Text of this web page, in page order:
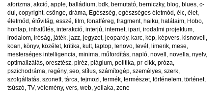
aforizma akció apple balládium bdk bemutató berniczky, blog blues c-
dul copyright, csönge dráma Egészség egészséges életmód élc élet,
életmód élővilág esszé film fonalféreg fragment, haiku halálaim Hobo
honlap infrafűtés interakció interjú internet, ipari irodalmi projektum
irodalom íróság játék jazz jegyzet, jeopardy, karc kép képvers kisnovell
koan könyv, közélet, kritika kult, laptop lenovo levél limerik mese
mesterséges intelligencia minima műfordítás napló novell novella nyelv,
optimalizálás oresztész piréz plágium politika pr-cikk próza
pszichodráma regény, seo stílus számítogép személyes szerk
szolgáltatás szonett, tárca tejmozi termék természet, történelem történet,
tsúszó TV, vélemény, vers web yollaka zene